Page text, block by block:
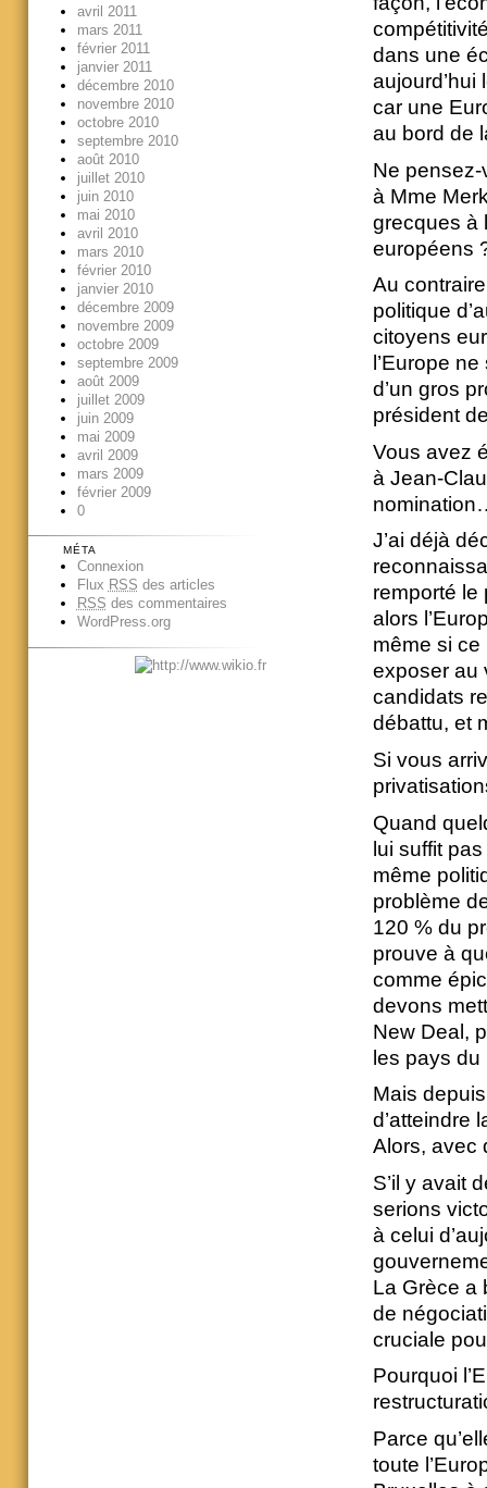
dans une
aujourd’hui
car une
au bord de
Ne pensez-
à Mme
grecques à
européens
Au
politique
citoyens
l’Europe
d’un gros
président
Vous avez
à Jean-
J’ai déjà
remporté le
alors
même si ce
exposer au
candidats
débattu, et
Si vous
Quand
lui suffit
même
problème
120 % du
prouve à
comme
devons
New Deal,
les pays du
Mais
d’atteindre
Alors, avec
S’il y avait
serions
à celui
La Grèce a
de
cruciale
Pourquoi
Parce
toute
avril 2011
mars 2011
février 2011
janvier 2011
décembre 2010
novembre 2010
octobre 2010
septembre 2010
août 2010
juillet 2010
juin 2010
mai 2010
avril 2010
mars 2010
février 2010
janvier 2010
décembre 2009
novembre 2009
octobre 2009
septembre 2009
août 2009
juillet 2009
juin 2009
mai 2009
avril 2009
mars 2009
février 2009
0
MÉTA
Connexion
Flux RSS des articles
RSS des commentaires
WordPress.org